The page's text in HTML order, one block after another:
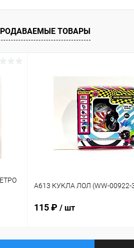
ТОВАРЫ
A613 КУКЛА ЛОЛ (WW-00922-
115 ₽ / шт